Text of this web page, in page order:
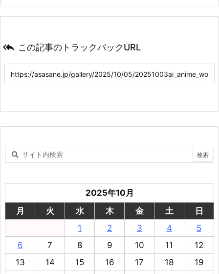
 この記事のトラックバックURL
2025年10月
月
火 水 木 金 土
日
1
2 3 4
5
6
7 8 9 10 11
12
13
14 15 16 17 18
19